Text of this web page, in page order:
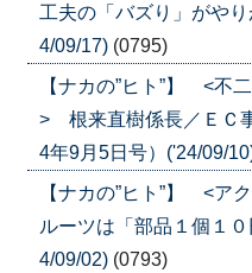
工夫の「バズり」がや
4/09/17) (0795)
【ナカの”ヒト”】 <
> 根来直樹係長／ＥＣ
4年9月5日号）('24/09/
【ナカの”ヒト”】 <
ルーツは「部品１個１
4/09/02) (0793)